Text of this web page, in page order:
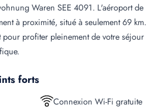
Waren SEE 4091. L'aéroport de
à proximité, situé à seulement 69 km.
pour profiter pleinement de votre séjour
forts
Connexion Wi-Fi gratuite